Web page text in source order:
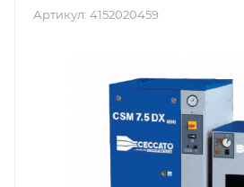
Артикул: 4152020459